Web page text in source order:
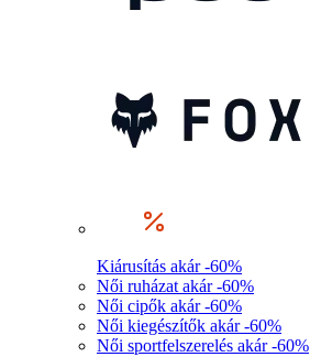
Kiárusítás akár -60%
Női ruházat akár -60%
Női cipők akár -60%
Női kiegészítők akár -60%
Női sportfelszerelés akár -60%